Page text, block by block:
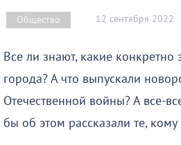
Общество 12 сентября 2022
Все ли знают, какие конкретно
города? А что выпускали
Отечественной войны? А все-
бы об этом рассказали те,